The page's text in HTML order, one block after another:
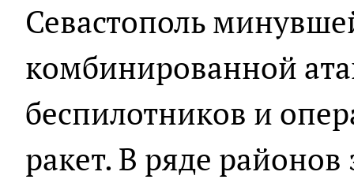
Севастополь
комбинированной
беспилотников и
ракет. В ряде